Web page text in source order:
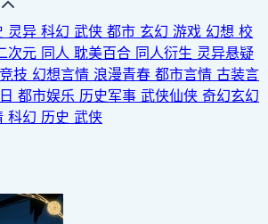
灵异 科幻 武侠 都市 玄幻 游戏 幻想 校
次元 同人 耽美百合 同人衍生 灵异悬疑
技 幻想言情 浪漫青春 都市言情 古装言
都市娱乐 历史军事 武侠仙侠 奇幻玄幻
科幻 历史 武侠